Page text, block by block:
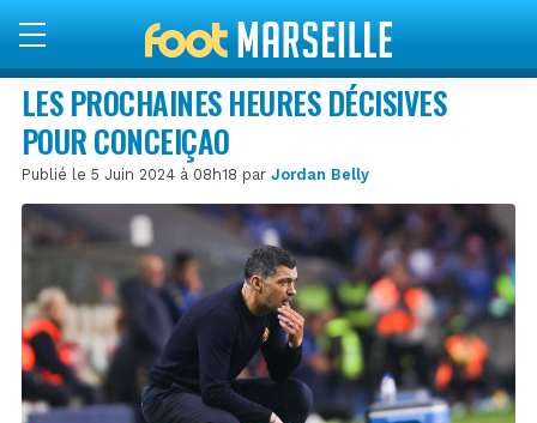
LES PROCHAINES HEURES DÉCISIVES
POUR CONCEIÇAO
Publié le 5 Juin 2024 à 08h18 par Jordan Belly